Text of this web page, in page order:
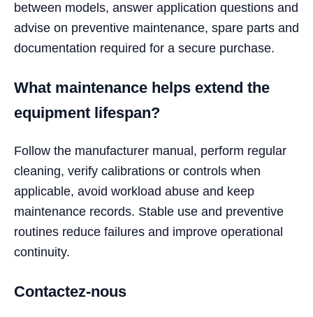
between models, answer application questions and
advise on preventive maintenance, spare parts and
documentation required for a secure purchase.
What maintenance helps extend the
equipment lifespan?
Follow the manufacturer manual, perform regular
cleaning, verify calibrations or controls when
applicable, avoid workload abuse and keep
maintenance records. Stable use and preventive
routines reduce failures and improve operational
continuity.
Contactez-nous